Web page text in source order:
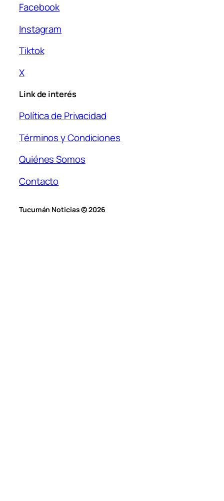
Facebook
Instagram
Tiktok
X
Link de interés
Política de Privacidad
Términos y Condiciones
Quiénes Somos
Contacto
Tucumán Noticias © 2026